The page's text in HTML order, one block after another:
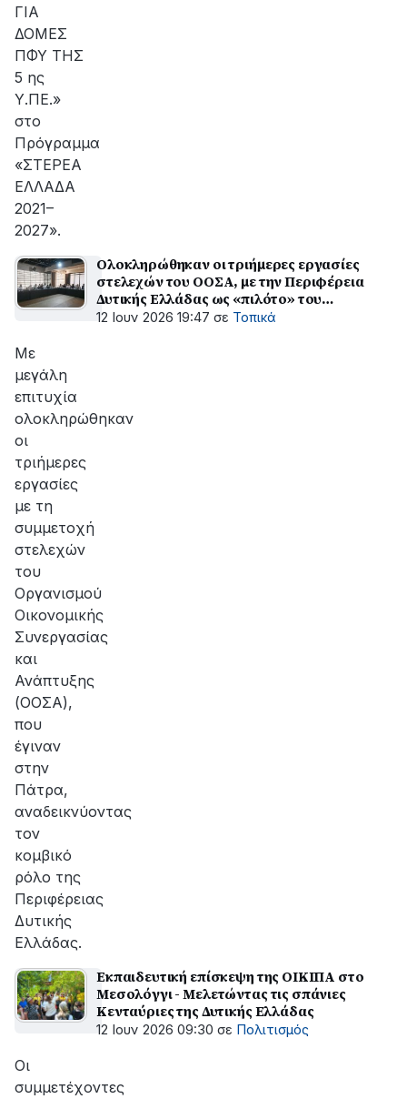
ΓΙΑ
ΔΟΜΕΣ
ΠΦΥ ΤΗΣ
5 ης
Υ.ΠΕ.»
στο
Πρόγραμμα
«ΣΤΕΡΕΑ
ΕΛΛΑΔΑ
2021–
2027».
Ολοκληρώθηκαν οι τριήμερες εργασίες
στελεχών του ΟΟΣΑ, με την Περιφέρεια
Δυτικής Ελλάδας ως «πιλότο» του
σχεδιασμού για τον περιφερειακό
12 Ιουν 2026 19:47 σε Τοπικά
Με
μεγάλη
επιτυχία
ολοκληρώθηκαν
οι
τριήμερες
εργασίες
με τη
συμμετοχή
στελεχών
του
Οργανισμού
Οικονομικής
Συνεργασίας
και
Ανάπτυξης
(ΟΟΣΑ),
που
έγιναν
στην
Πάτρα,
αναδεικνύοντας
τον
κομβικό
ρόλο της
Περιφέρειας
Δυτικής
Ελλάδας.
Εκπαιδευτική επίσκεψη της ΟΙΚΙΠΑ στο
Μεσολόγγι - Μελετώντας τις σπάνιες
Κενταύριες της Δυτικής Ελλάδας
12 Ιουν 2026 09:30 σε Πολιτισμός
Οι
συμμετέχοντες